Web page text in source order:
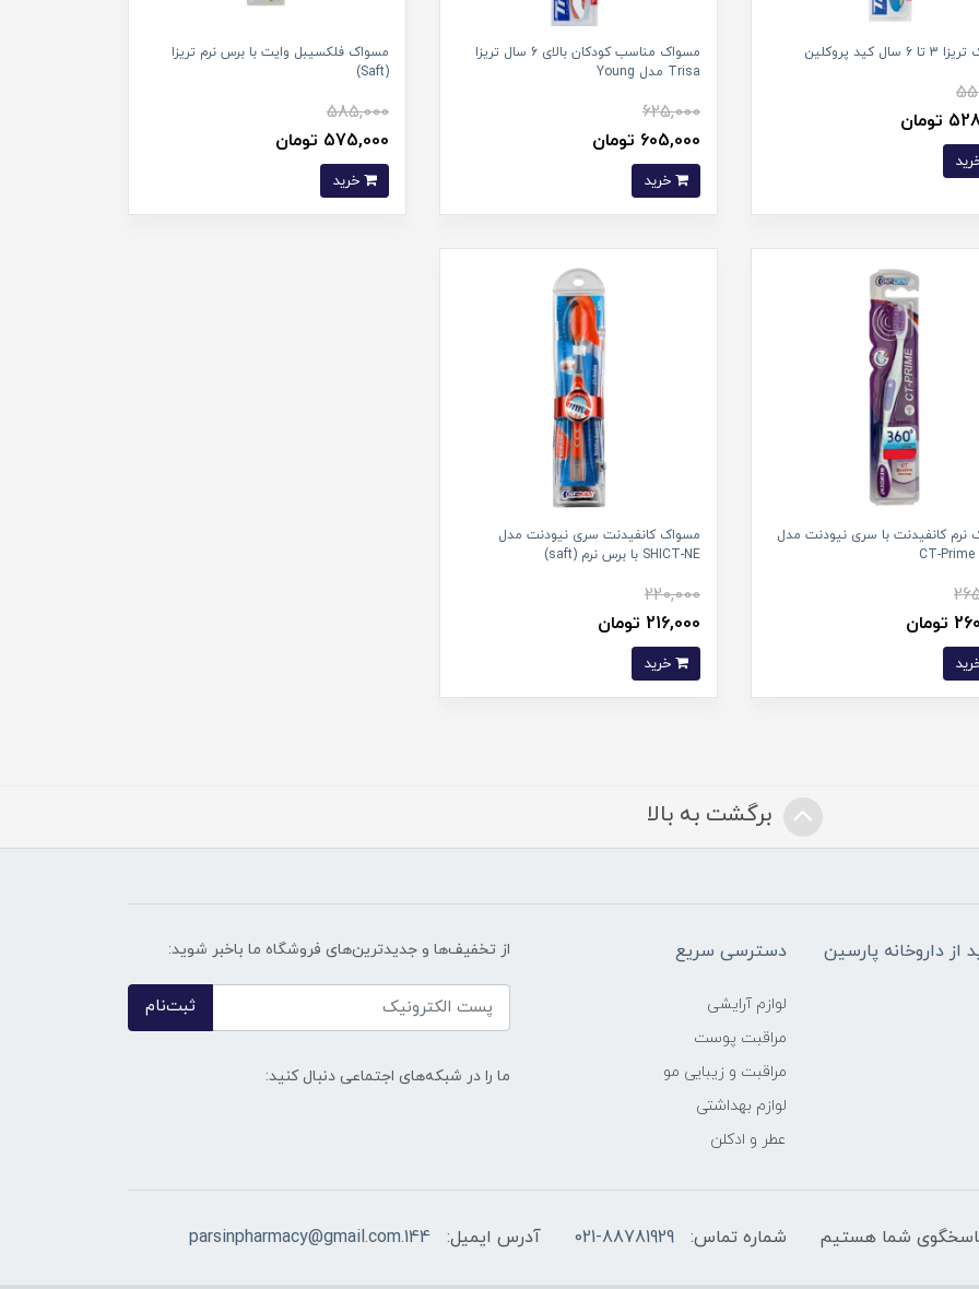
سال کید پروکلین
مسواک مناسب کودکان بالای 6 سال تریزا
Trisa مدل Young
625,000
605,000 تومان
خرید
مسواک فلکسیبل وایت با برس نرم تریزا
(Saft)
585,000
575,000 تومان
خرید
نرم کانفیدنت با سری نیودنت مدل
CT-
مسواک کانفیدنت سری نیودنت مدل
SHICT-NE با برس نرم (saft)
220,000
216,000 تومان
خرید
برگشت به بالا
از داروخانه پارسین دسترسی سریع
لوازم آرایشی
مراقبت پوست
مراقبت و زیبایی مو
لوازم بهداشتی
عطر و ادکلن
از تخفیف‌ها و جدیدترین‌های فروشگاه ما باخبر شوید:
ثبت‌نام
ما را در شبکه‌های اجتماعی دنبال کنید:
شماره تماس: 021-88781929 آدرس ایمیل: 144.parsinpharmacy@gmail.com